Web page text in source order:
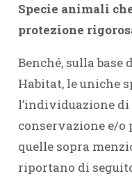
Specie animali
protezione
Benché, sulla base
Habitat, le uniche
l’individuazione
conservazione e/
quelle sopra
riportano di